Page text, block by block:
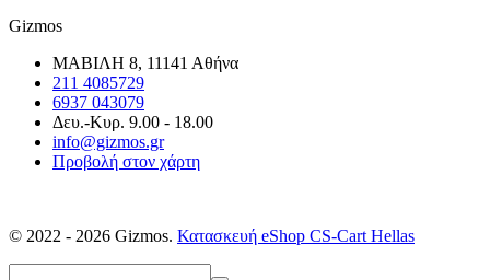
Gizmos
ΜΑΒΙΛΗ 8, 11141 Αθήνα
211 4085729
6937 043079
Δευ.-Κυρ. 9.00 - 18.00
info@gizmos.gr
Προβολή στον χάρτη
© 2022 - 2026 Gizmos. Κατασκευή eShop CS-Cart Hellas